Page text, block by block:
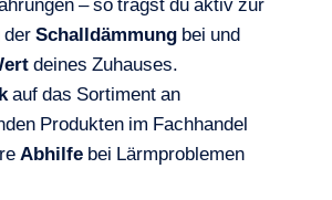
Schalldämmungbei und
deines Zuhauses.
auf das Sortiment an
Produkten im Fachhandel
Abhilfebei Lärmproblemen